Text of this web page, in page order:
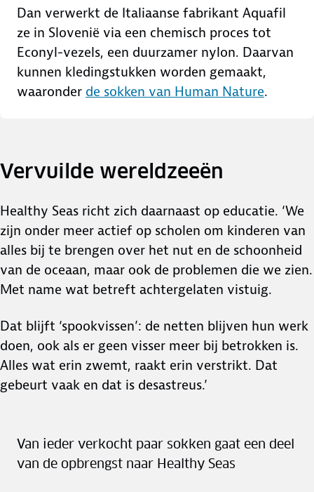
Dan verwerkt de Italiaanse fabrikant Aquafil
ze in Slovenië via een chemisch proces tot
Econyl-vezels, een duurzamer nylon. Daarvan
kunnen kledingstukken worden gemaakt,
waaronder de sokken van Human Nature.
Vervuilde wereldzeeën
Healthy Seas richt zich daarnaast op educatie. ‘We
zijn onder meer actief op scholen om kinderen van
alles bij te brengen over het nut en de schoonheid
van de oceaan, maar ook de problemen die we zien.
Met name wat betreft achtergelaten vistuig.
Dat blijft ‘spookvissen’: de netten blijven hun werk
doen, ook als er geen visser meer bij betrokken is.
Alles wat erin zwemt, raakt erin verstrikt. Dat
gebeurt vaak en dat is desastreus.’
Van ieder verkocht paar sokken gaat een deel
van de opbrengst naar Healthy Seas